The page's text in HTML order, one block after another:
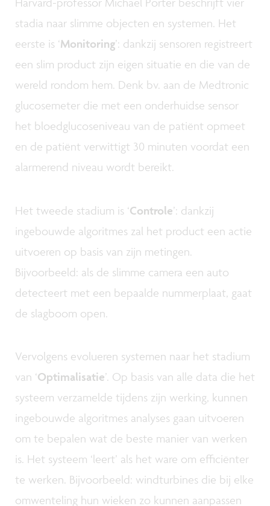
stadia naar slimme objecten en systemen. Het
eerste is ‘Monitoring’: dankzij sensoren registreert
een slim product zijn eigen situatie en die van de
wereld rondom hem. Denk bv. aan de Medtronic
glucosemeter die met een onderhuidse sensor
het bloedglucoseniveau van de patiënt opmeet
en de patiënt verwittigt 30 minuten voordat een
alarmerend niveau wordt bereikt.
Het tweede stadium is ‘Controle’: dankzij
ingebouwde algoritmes zal het product een actie
uitvoeren op basis van zijn metingen.
Bijvoorbeeld: als de slimme camera een auto
detecteert met een bepaalde nummerplaat, gaat
de slagboom open.
Vervolgens evolueren systemen naar het stadium
van ‘Optimalisatie’. Op basis van alle data die het
systeem verzamelde tijdens zijn werking, kunnen
ingebouwde algoritmes analyses gaan uitvoeren
om te bepalen wat de beste manier van werken
is. Het systeem ‘leert’ als het ware om efficiënter
te werken. Bijvoorbeeld: windturbines die bij elke
omwenteling hun wieken zo kunnen aanpassen